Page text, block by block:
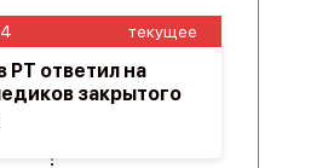
текущее
РТ ответил на
закрытого